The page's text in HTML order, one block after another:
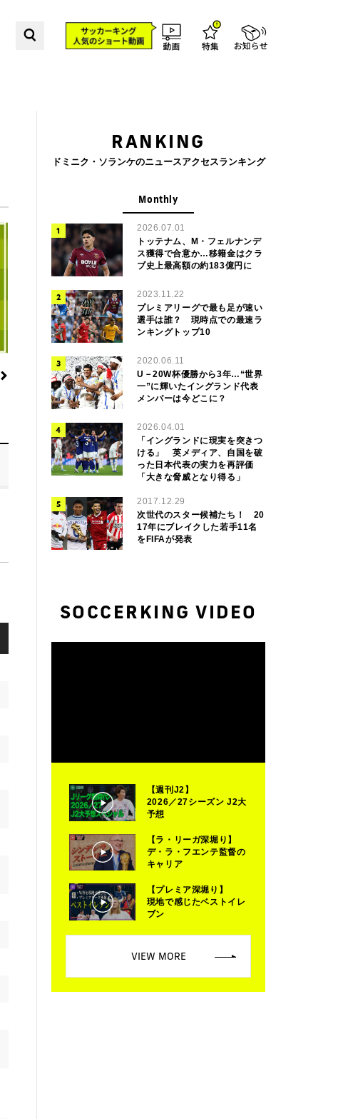
RANKING
ドミニク・ソランケのニュースアクセスランキング
Monthly
2026.07.01
トッテナム、M・フェルナンデ
ス獲得で合意か…移籍金はクラ
ブ史上最高額の約183億円に
2023.11.22
プレミアリーグで最も足が速い
選手は誰？ 現時点での最速ラ
ンキングトップ10
2020.06.11
U－20W杯優勝から3年…“世界
一”に輝いたイングランド代表
メンバーは今どこに？
2026.04.01
「イングランドに現実を突きつ
ける」 英メディア、自国を破
った日本代表の実力を再評価
「大きな脅威となり得る」
2017.12.29
次世代のスター候補たち！ 20
17年にブレイクした若手11名
をFIFAが発表
SOCCERKING VIDEO
【週刊J2】
2026／27シーズン J2大
予想
【ラ・リーガ深堀り】
デ・ラ・フエンテ監督の
キャリア
【プレミア深堀り】
現地で感じたベストイレ
ブン
VIEW MORE